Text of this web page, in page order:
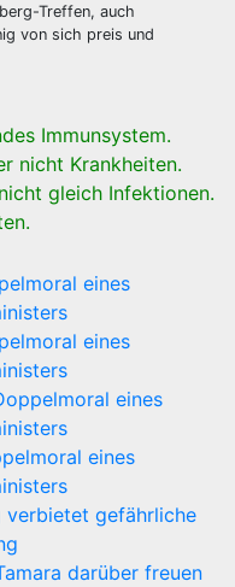
Treffen, auch
von sich preis und
Immunsystem.
nicht Krankheiten.
gleich Infektionen.
eines
eines
eines
eines
verbietet gefährliche
darüber freuen